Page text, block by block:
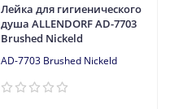
Лейка для гигиенического
душа ALLENDORF AD-7703
Brushed Nickeld
AD-7703 Brushed Nickeld